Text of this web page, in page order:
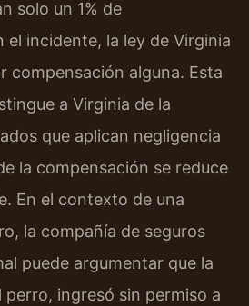
solo un 1% de
el incidente, la ley de Virginia
compensación alguna. Esta
a Virginia de la
que aplican negligencia
la compensación se reduce
En el contexto de una
la compañía de seguros
puede argumentar que la
ingresó sin permiso a